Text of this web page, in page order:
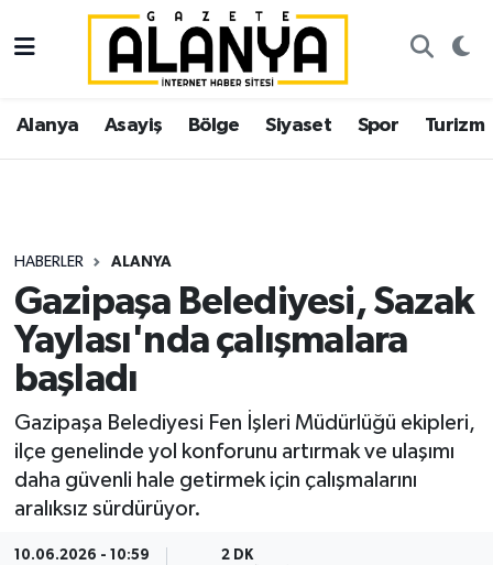
Alanya Asayiş Bölge Siyaset Spor Turizm
HABERLER ALANYA
Gazipaşa Belediyesi, Sazak
Yaylası'nda çalışmalara
başladı
Gazipaşa Belediyesi Fen İşleri Müdürlüğü ekipleri,
ilçe genelinde yol konforunu artırmak ve ulaşımı
daha güvenli hale getirmek için çalışmalarını
aralıksız sürdürüyor.
10.06.2026 - 10:59 2 DK
Alanya
Asayiş
Siyaset
Spor
Turizm
Ekonomi
Gazipaşa
İstanbul Nöbetçi Eczaneler
İstanbul Hava Durumu
Süper Lig Puan Durumu ve Fikstür
Tüm Manşetler
Son Dakika Haberleri
Haber Arşivi